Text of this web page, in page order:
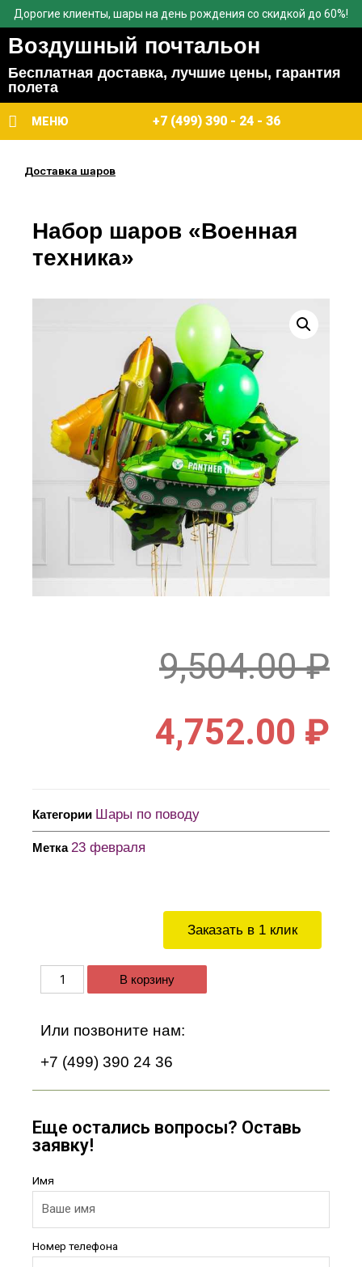
Дорогие клиенты, шары на день рождения со скидкой до 60%!
Воздушный почтальон
Бесплатная доставка, лучшие цены, гарантия
полета
МЕНЮ +7 (499) 390 - 24 - 36
Доставка шаров
Заказать в 1 клик
В корзину
Или позвоните нам:
+7 (499) 390 24 36
Еще остались вопросы? Оставь
заявку!
Имя
Номер телефона
Набор шаров «Военная
техника»
9,504.00₽
4,752.00 ₽
Категории Шары по поводу
Метка 23 февраля